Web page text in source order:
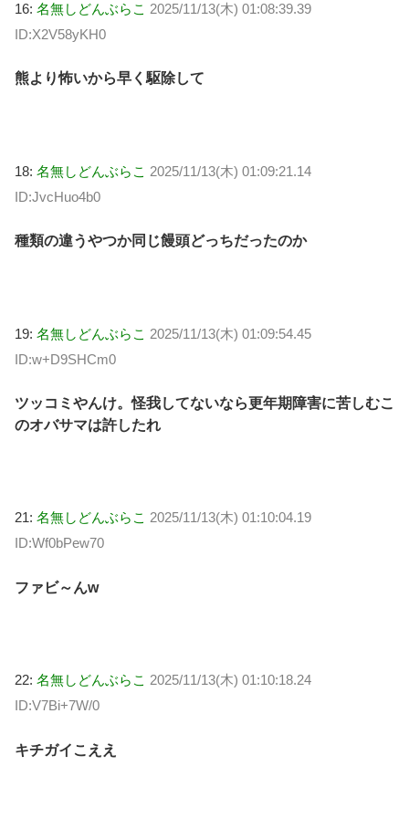
16: 名無しどんぶらこ 2025/11/13(木) 01:08:39.39
ID:X2V58yKH0
熊より怖いから早く駆除して
18: 名無しどんぶらこ 2025/11/13(木) 01:09:21.14
ID:JvcHuo4b0
種類の違うやつか同じ饅頭どっちだったのか
19: 名無しどんぶらこ 2025/11/13(木) 01:09:54.45
ID:w+D9SHCm0
ツッコミやんけ。怪我してないなら更年期障害に苦しむこ
のオバサマは許したれ
21: 名無しどんぶらこ 2025/11/13(木) 01:10:04.19
ID:Wf0bPew70
ファビ～んw
22: 名無しどんぶらこ 2025/11/13(木) 01:10:18.24
ID:V7Bi+7W/0
キチガイこええ